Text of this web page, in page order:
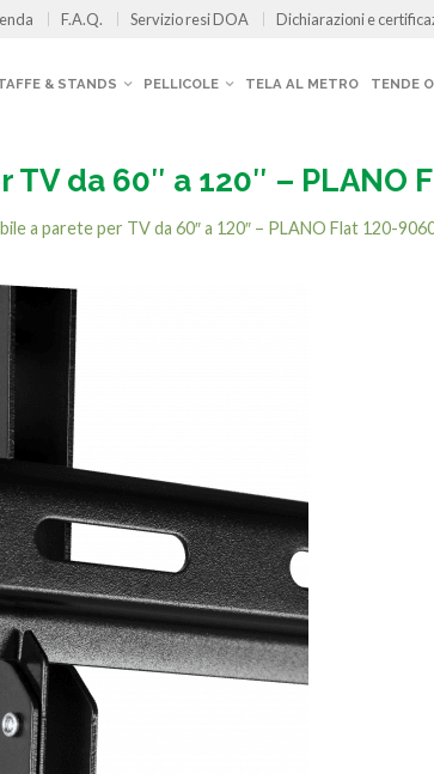
F.A.Q. Servizio resi DOA Dichiarazioni e
& STANDS PELLICOLE TELA AL METRO TENDE
da 60″ a 120″ – PLANO
a parete per TV da 60″ a 120″ – PLANO Flat 120-